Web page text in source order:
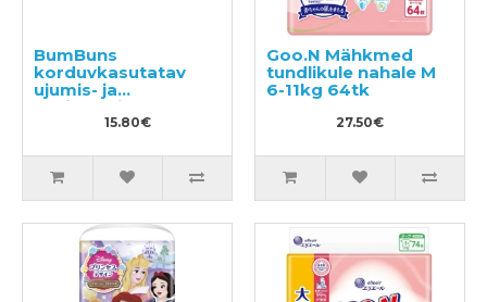
BumBuns
korduvkasutatav
ujumis- ja
potitreeningu mähe
S 8–11kg15.80€
Goo.N Mähkmed
tundlikule nahale M
6-11kg 64tk
27.50€